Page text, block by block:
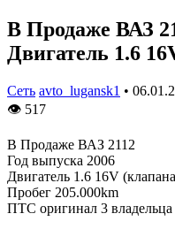
В Продаже ВАЗ
Двигатель 1.6
Сеть avto_lugansk1 •
👁 517
В Продаже ВАЗ 2112
Год выпуска 2006
Двигатель 1.6 16V
Пробег 205.000km
ПТС оригинал 3 владельца